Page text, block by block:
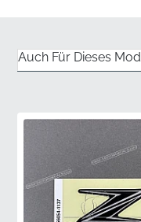
ein Teil wählen, das
perfektes Finish
Herstellerkanälen
Sie jedes Mal eine
✅ Authentische
trägt die offizielle
Auch Für Dieses